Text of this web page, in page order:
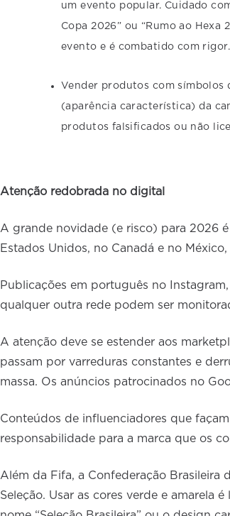
um evento popular. Cuidado
Copa 2026” ou “Rumo ao
evento e é combatido com rigor.
Vender produtos com
(aparência característica) da
produtos falsificados ou não
Atenção redobrada no digital
A grande novidade (e risco) para 2026
Estados Unidos, no Canadá e no
Publicações em português no
qualquer outra rede podem ser
A atenção deve se estender aos
passam por varreduras constantes e
massa. Os anúncios patrocinados no
Conteúdos de influenciadores que
responsabilidade para a marca que os
Além da Fifa, a Confederação
Seleção. Usar as cores verde e amarela